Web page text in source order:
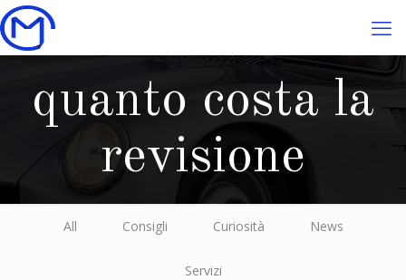
quanto costa la
revisione
All Consigli Curiosità News
Servizi